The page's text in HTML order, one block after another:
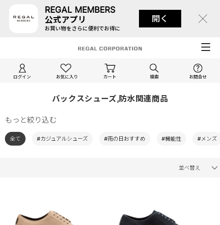
REGAL MEMBERS
公式アプリ
お買い物をさらに便利でお得に
開く
ログイン お気に入り カート 検索 お問合せ
バックスシューズ,防水関連商品
もっと絞り込む
全て #カジュアルシューズ #雨の日おすすめ #機能性 #メンズ
並べ替え